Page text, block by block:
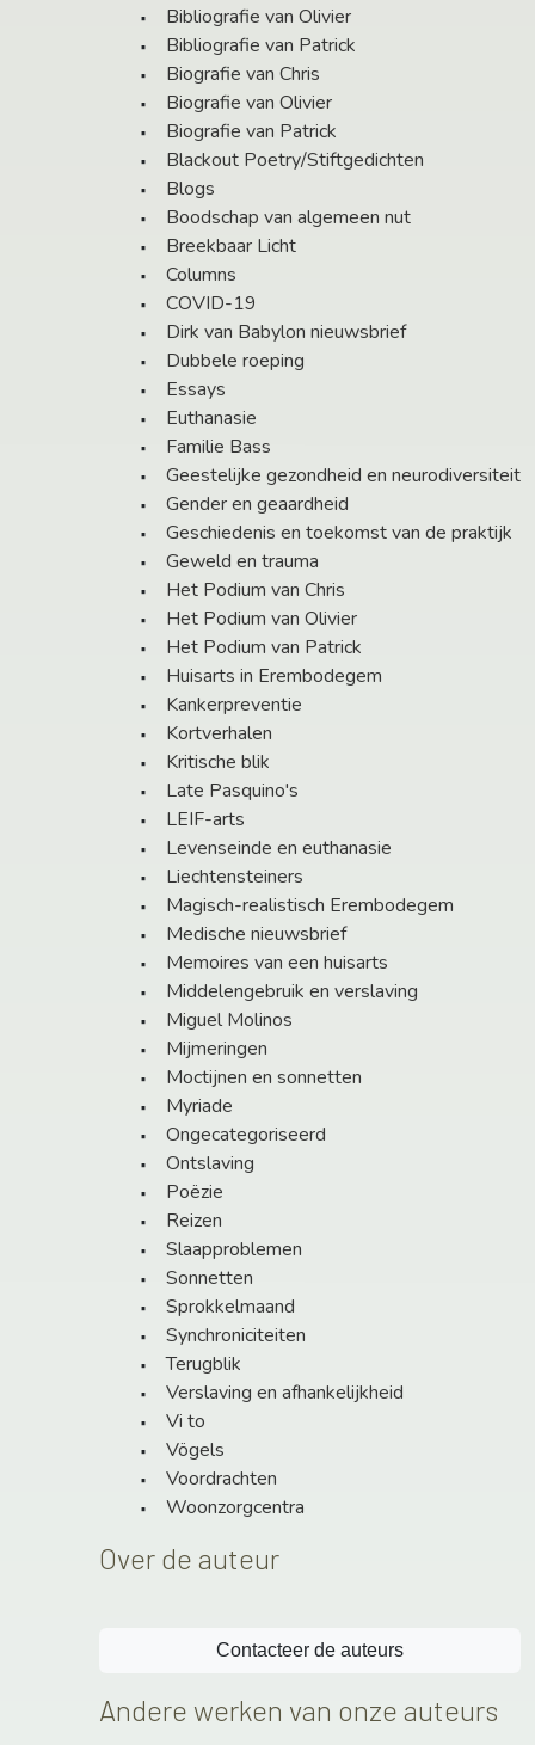
Bibliografie van Olivier
Bibliografie van Patrick
Biografie van Chris
Biografie van Olivier
Biografie van Patrick
Blackout Poetry/Stiftgedichten
Blogs
Boodschap van algemeen nut
Breekbaar Licht
Columns
COVID-19
Dirk van Babylon nieuwsbrief
Dubbele roeping
Essays
Euthanasie
Familie Bass
Geestelijke gezondheid en neurodiversiteit
Gender en geaardheid
Geschiedenis en toekomst van de praktijk
Geweld en trauma
Het Podium van Chris
Het Podium van Olivier
Het Podium van Patrick
Huisarts in Erembodegem
Kankerpreventie
Kortverhalen
Kritische blik
Late Pasquino's
LEIF-arts
Levenseinde en euthanasie
Liechtensteiners
Magisch-realistisch Erembodegem
Medische nieuwsbrief
Memoires van een huisarts
Middelengebruik en verslaving
Miguel Molinos
Mijmeringen
Moctijnen en sonnetten
Myriade
Ongecategoriseerd
Ontslaving
Poëzie
Reizen
Slaapproblemen
Sonnetten
Sprokkelmaand
Synchroniciteiten
Terugblik
Verslaving en afhankelijkheid
Vi to
Vögels
Voordrachten
Woonzorgcentra
Over de auteur
Contacteer de auteurs
Andere werken van onze auteurs